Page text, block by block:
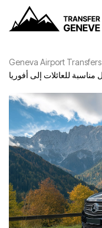
Geneva Airport Transfers
للعائلات إلى أفوريا